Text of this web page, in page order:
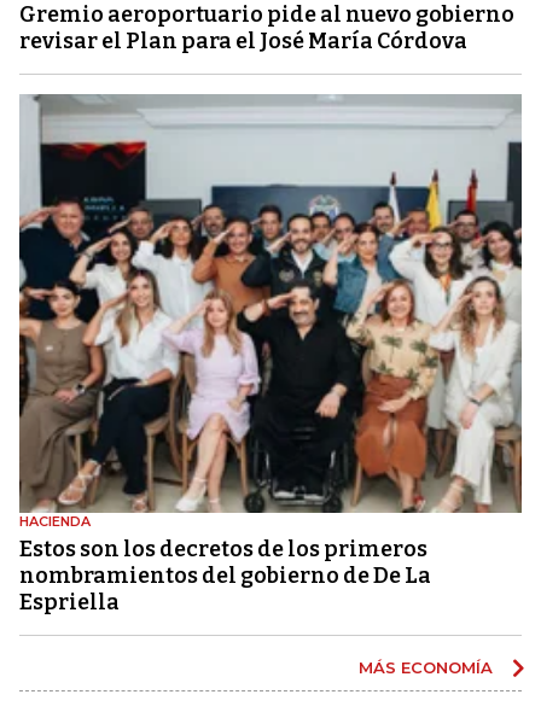
Gremio aeroportuario pide al nuevo gobierno
revisar el Plan para el José María Córdova
HACIENDA
Estos son los decretos de los primeros
nombramientos del gobierno de De La
Espriella
MÁS ECONOMÍA